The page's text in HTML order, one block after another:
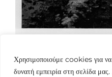
Χρησιμοποιούμε cookies για
δυνατή εμπειρία στη σελίδα